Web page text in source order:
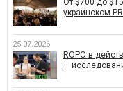
украинском
25.07.2026
ROPO в
—